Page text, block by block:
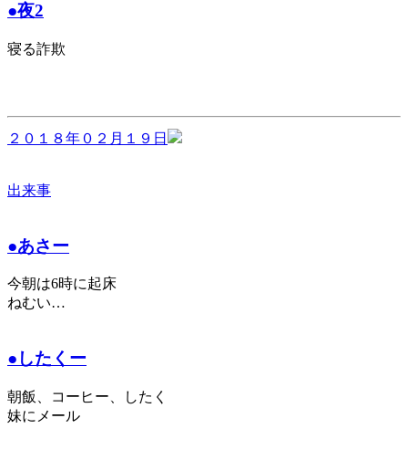
●夜2
寝る詐欺
２０１８年０２月１９日
出来事
●あさー
今朝は6時に起床
ねむい…
●したくー
朝飯、コーヒー、したく
妹にメール